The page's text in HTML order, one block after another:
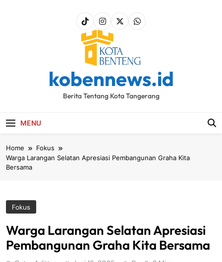
kobennews.id
Berita Tentang Kota Tangerang
MENU
Home
Fokus
Warga Larangan Selatan Apresiasi Pembangunan Graha Kita
Bersama
Fokus
Warga Larangan Selatan Apresiasi
Pembangunan Graha Kita Bersama